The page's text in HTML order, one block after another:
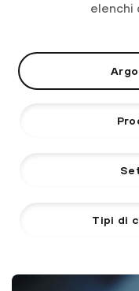
elenchi
Tipi di